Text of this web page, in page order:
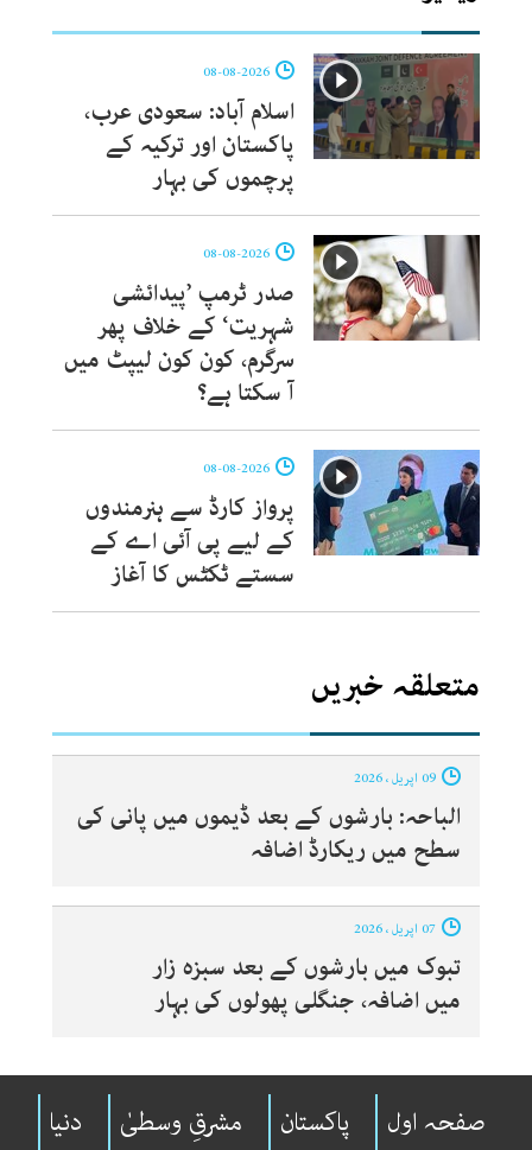
اسلام آباد: سعودی عرب،
پاکستان اور ترکیہ کے
پرچموں کی بہار
صدر ٹرمپ ’پیدائشی
شہریت‘ کے خلاف پھر
سرگرم، کون کون لیپٹ میں
آ سکتا ہے؟
پرواز کارڈ سے ہنرمندوں
کے لیے پی آئی اے کے
سستے ٹکٹس کا آغاز
متعلقہ خبریں
الباحہ: بارشوں کے بعد ڈیموں میں پانی کی
سطح میں ریکارڈ اضافہ
تبوک میں بارشوں کے بعد سبزہ زار
میں اضافہ، جنگلی پھولوں کی بہار
صفحہ اول پاکستان مشرقِ وسطیٰ دنیا